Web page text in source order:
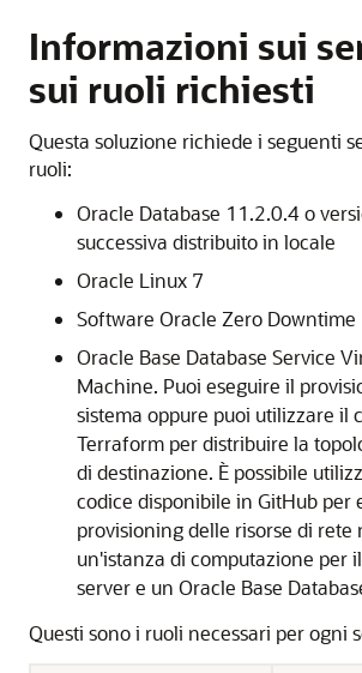
Informazioni sui
sui ruoli richiesti
Questa soluzione richiede i seguenti
ruoli:
Oracle Database 11.2.0.4 o
successiva distribuito in locale
Oracle Linux 7
Software Oracle Zero
Oracle Base Database Service
Machine. Puoi eseguire il
sistema oppure puoi utilizzare il
Terraform per distribuire la
di destinazione. È possibile
codice disponibile in GitHub per
provisioning delle risorse di rete
un'istanza di computazione per
server e un Oracle Base
Questi sono i ruoli necessari per ogni